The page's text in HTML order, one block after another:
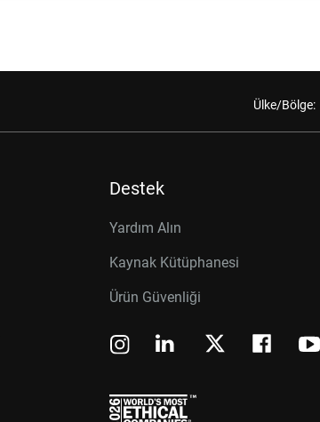
Ülke/Bölge:
Destek
Yardım Alın
Kaynak Kütüphanesi
Ürün Güvenliği